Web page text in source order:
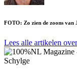
FOTO: Zo zien de zoons
Lees alle artikelen